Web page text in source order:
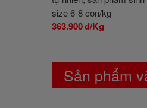
size 6-8 con/kg
363.900đ/Kg
Sản phẩm